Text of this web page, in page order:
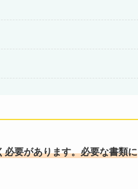
必要があります。必要な書類に